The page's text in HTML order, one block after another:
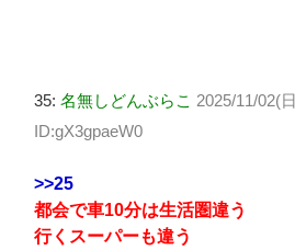
35: 名無しどんぶらこ 2025/11/02(
ID:gX3gpaeW0
>>25
都会で車10分は生活圏違う
行くスーパーも違う